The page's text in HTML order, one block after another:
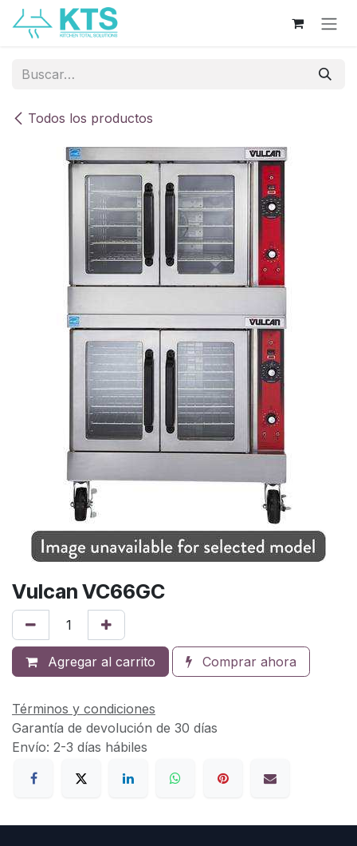
Ir al contenido
Todos los productos
Vulcan VC66GC
Agregar al carrito Comprar ahora
Términos y condiciones
Garantía de devolución de 30 días
Envío: 2-3 días hábiles